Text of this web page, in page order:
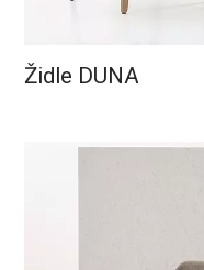
Židle DUNA